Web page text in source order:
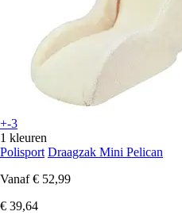
+-3
1 kleuren
Polisport Draagzak Mini Pelican
Vanaf € 52,99
€ 39,64